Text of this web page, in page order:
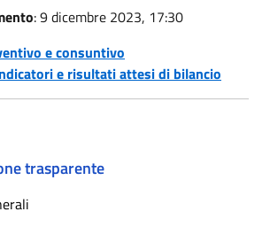
: 9 dicembre 2023, 17:30
e consuntivo
e risultati attesi di bilancio
trasparente